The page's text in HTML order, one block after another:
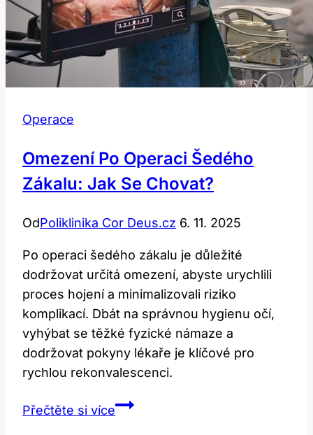
Operace
Omezení Po Operaci Šedého
Zákalu: Jak Se Chovat?
OdPoliklinika Cor Deus.cz 6. 11. 2025
Po operaci šedého zákalu je důležité
dodržovat určitá omezení, abyste urychlili
proces hojení a minimalizovali riziko
komplikací. Dbát na správnou hygienu očí,
vyhýbat se těžké fyzické námaze a
dodržovat pokyny lékaře je klíčové pro
rychlou rekonvalescenci.
Přečtěte si víceOmezení